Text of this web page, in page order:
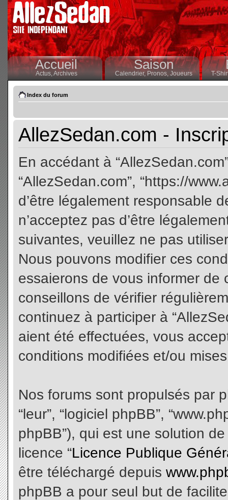
Accueil
Actus,Archives
Saison
Calendrier,Pronos, Joueurs T-
Index du forum
AllezSedan.com -
En accédant à
“AllezSedan.com”, “https://
d’être légalement responsable
n’acceptez pas d’être
suivantes, veuillez ne pas
Nous pouvons modifier ces
essaierons de vous informer
conseillons de vérifier
continuez à participer à
aient été effectuées, vous
conditions modifiées et/ou
Nos forums sont propulsés par
“leur”, “logiciel phpBB”,
phpBB”), qui est une solution
licence “Licence Publique
être téléchargé depuis
phpBB a pour seul but de